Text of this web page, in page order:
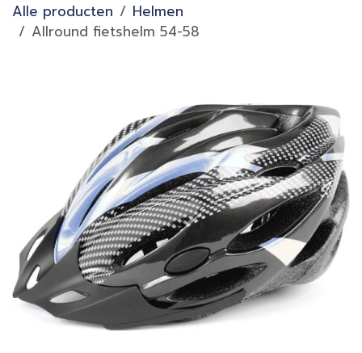
Alle producten
Helmen
Allround fietshelm 54-58